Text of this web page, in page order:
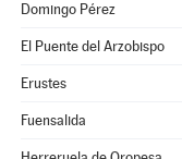
Domingo Pérez
El Puente del Arzobispo
Erustes
Fuensalida